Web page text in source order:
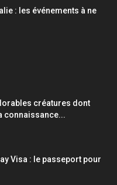
: les événements à ne
créatures dont
connaissance...
Visa : le passeport pour